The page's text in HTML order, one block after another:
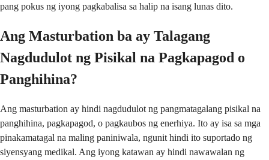
pang pokus ng iyong pagkabalisa sa halip na isang lunas dito.
Ang Masturbation ba ay Talagang
Nagdudulot ng Pisikal na Pagkapagod o
Panghihina?
Ang masturbation ay hindi nagdudulot ng pangmatagalang pisikal na
panghihina, pagkapagod, o pagkaubos ng enerhiya. Ito ay isa sa mga
pinakamatagal na maling paniniwala, ngunit hindi ito suportado ng
siyensyang medikal. Ang iyong katawan ay hindi nawawalan ng